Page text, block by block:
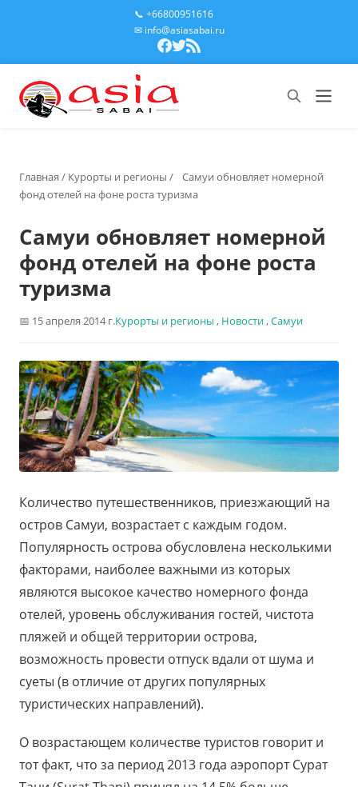
📞 +66800951616
✉ info@asiasabai.ru
Главная / Курорты и регионы /
Самуи обновляет номерной
фонд отелей на фоне роста туризма
Самуи обновляет номерной
фонд отелей на фоне роста
туризма
15 апреля 2014 г.Курорты и регионы , Новости,Самуи
Количество путешественников, приезжающий на
остров Самуи, возрастает с каждым годом.
Популярность острова обусловлена несколькими
факторами, наиболее важными из которых
являются высокое качество номерного фонда
отелей, уровень обслуживания гостей, чистота
пляжей и общей территории острова,
возможность провести отпуск вдали от шума и
суеты (в отличие от других популярных
туристических направлений).
О возрастающем количестве туристов говорит и
тот факт, что за период 2013 года аэропорт Сурат